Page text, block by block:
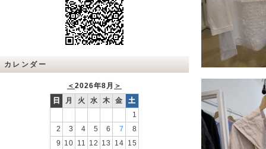
カレンダー
＜ 2026年8月 ＞
日
月 火 水 木 金
土
1
2
3 4 5 6 7
8
9 10 11 12 13 14 15